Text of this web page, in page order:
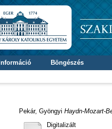
Információ
Böngészés
Pekár, Gyöngyi Haydn-Mozart-
Digitalizált